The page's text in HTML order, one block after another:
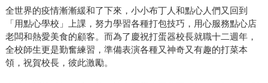
全世界的疫情漸漸緩和了下來，小小布丁人和點心人們又回到
「用點心學校」上課，努力學習各種打包技巧，用心服務點心店
老闆和熱愛美食的顧客。而為了慶祝打蛋器校長就職十二週年，
全校師生更是勤奮練習，準備表演各種又神奇又有趣的打菜本
領，祝賀校長，彼此激勵。